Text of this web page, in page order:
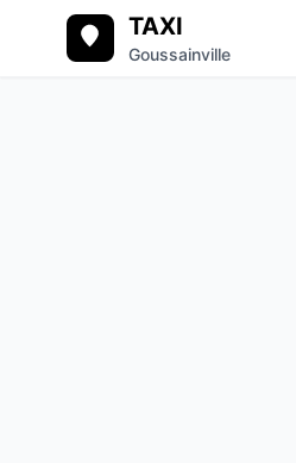
TAXI
Goussainville